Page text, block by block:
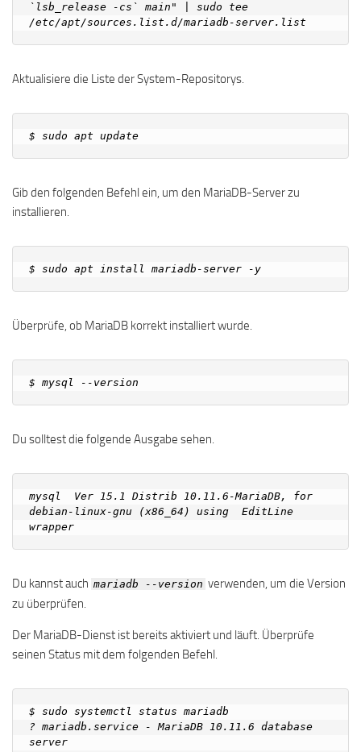
`lsb_release -cs` main" | sudo tee
Aktualisiere die Liste der System-Repositorys.
Gib den folgenden Befehl ein, um den MariaDB-Server zu
installieren.
Überprüfe, ob MariaDB korrekt installiert wurde.
Du solltest die folgende Ausgabe sehen.
mysql  Ver 15.1 Distrib 10.11.6-MariaDB, for
debian-linux-gnu (x86_64) using  EditLine
Du kannst auch mariadb --version verwenden, um die Version
zu überprüfen.
Der MariaDB-Dienst ist bereits aktiviert und läuft. Überprüfe
seinen Status mit dem folgenden Befehl.
$ sudo systemctl status mariadb
? mariadb.service - MariaDB 10.11.6 database
server